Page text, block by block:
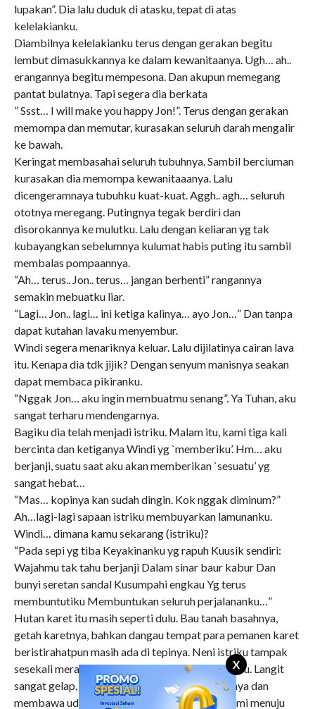
X
lupakan”. Dia lalu duduk di atasku, tepat di atas
kelelakianku.
Diambilnya kelelakianku terus dengan gerakan begitu
lembut dimasukkannya ke dalam kewanitaanya. Ugh… ah..
erangannya begitu mempesona. Dan akupun memegang
pantat bulatnya. Tapi segera dia berkata
” Ssst… I will make you happy Jon!”. Terus dengan gerakan
memompa dan memutar, kurasakan seluruh darah mengalir
ke bawah.
Keringat membasahai seluruh tubuhnya. Sambil berciuman
kurasakan dia memompa kewanitaaanya. Lalu
dicengeramnaya tubuhku kuat-kuat. Aggh.. agh… seluruh
ototnya meregang. Putingnya tegak berdiri dan
disorokannya ke mulutku. Lalu dengan keliaran yg tak
kubayangkan sebelumnya kulumat habis puting itu sambil
membalas pompaannya.
“Ah… terus.. Jon.. terus… jangan berhenti” rangannya
semakin mebuatku liar.
“Lagi… Jon.. lagi… ini ketiga kalinya… ayo Jon…” Dan tanpa
dapat kutahan lavaku menyembur.
Windi segera menariknya keluar. Lalu dijilatinya cairan lava
itu. Kenapa dia tdk jijik? Dengan senyum manisnya seakan
dapat membaca pikiranku.
“Nggak Jon… aku ingin membuatmu senang”. Ya Tuhan, aku
sangat terharu mendengarnya.
Bagiku dia telah menjadi istriku. Malam itu, kami tiga kali
bercinta dan ketiganya Windi yg `memberiku’. Hm… aku
berjanji, suatu saat aku akan memberikan `sesuatu’ yg
sangat hebat…
“Mas… kopinya kan sudah dingin. Kok nggak diminum?”
Ah…lagi-lagi sapaan istriku membuyarkan lamunanku.
Windi… dimana kamu sekarang (istriku)?
“Pada sepi yg tiba Keyakinanku yg rapuh Kuusik sendiri:
Wajahmu tak tahu berjanji Dalam sinar baur kabur Dan
bunyi seretan sandal Kusumpahi engkau Yg terus
membuntutiku Membuntukan seluruh perjalananku…”
Hutan karet itu masih seperti dulu. Bau tanah basahnya,
getah karetnya, bahkan dangau tempat para pemanen karet
beristirahatpun masih ada di tepinya. Neni istriku tampak
sesekali merapatkan pegangannya di pinggangku. Langit
sangat gelap, mendung menari dengan seenaknya dan
membawa udara dingin menerpa perjalanan kami menuju